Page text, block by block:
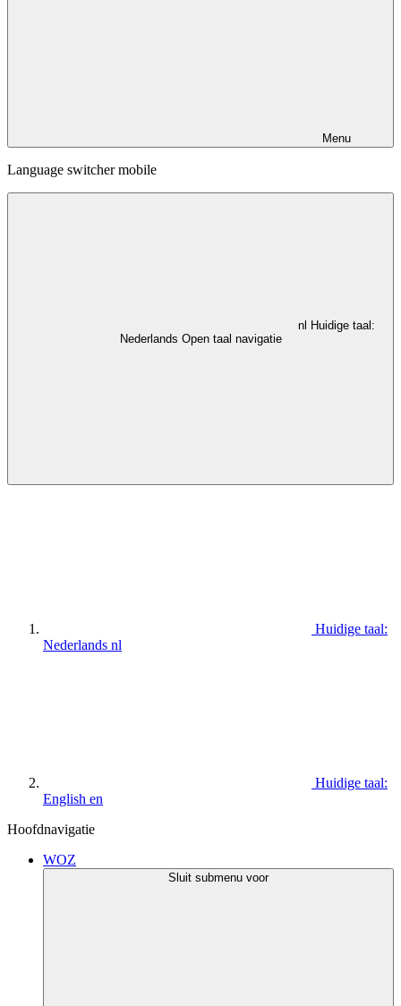
Menu
Language switcher mobile
nl Huidige taal:
Nederlands Open taal navigatie
Huidige taal:
Nederlands nl
Huidige taal:
English en
Hoofdnavigatie
WOZ
Sluit submenu voor